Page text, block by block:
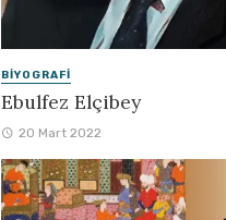
BIYOGRAFI
Ebulfez Elçibey
20 Mart 2022